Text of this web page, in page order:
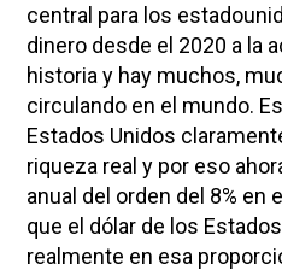
central para los
dinero desde el 2020 a la
historia y hay muchos,
circulando en el mundo.
Estados Unidos
riqueza real y por eso
anual del orden del 8% en
que el dólar de los
realmente en esa